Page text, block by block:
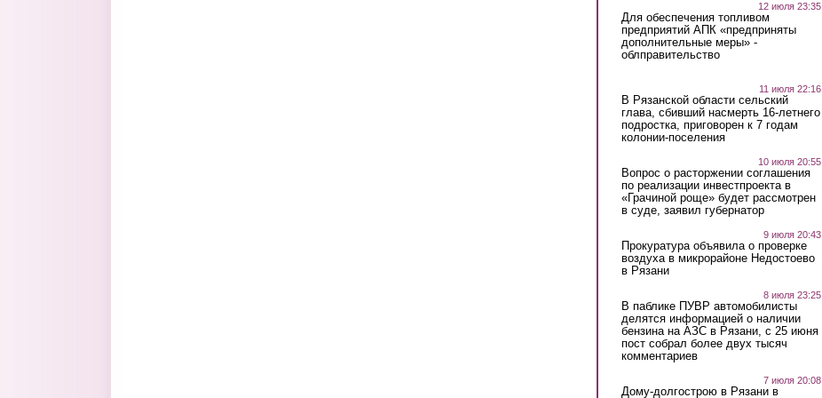
12 июля 23:35
Для обеспечения топливом
предприятий АПК «предприняты
дополнительные меры» -
облправительство
11 июля 22:16
В Рязанской области сельский
глава, сбивший насмерть 16-летнего
подростка, приговорен к 7 годам
колонии-поселения
10 июля 20:55
Вопрос о расторжении соглашения
по реализации инвестпроекта в
«Грачиной роще» будет рассмотрен
в суде, заявил губернатор
9 июля 20:43
Прокуратура объявила о проверке
воздуха в микрорайоне Недостоево
в Рязани
8 июля 23:25
В паблике ПУВР автомобилисты
делятся информацией о наличии
бензина на АЗС в Рязани, с 25 июня
пост собрал более двух тысяч
комментариев
7 июля 20:08
Дому-долгострою в Рязани в